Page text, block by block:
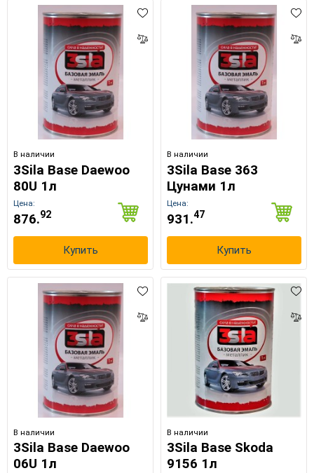
В наличии
3Sila Base Daewoo
80U 1л
Цена:
876.92
Купить
В наличии
3Sila Base 363
Цунами 1л
Цена:
931.47
Купить
В наличии
3Sila Base Daewoo
06U 1л
В наличии
3Sila Base Skoda
9156 1л